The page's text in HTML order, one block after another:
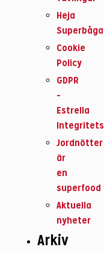
Heja
Cookie
Policy
GDPR
–
Estrella
Jordnötter
är
en
superfood
Aktuella
nyheter
Arkiv